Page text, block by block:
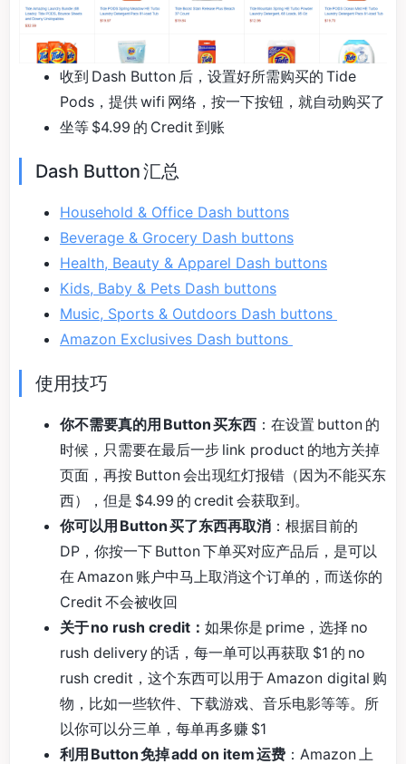
收到 Dash Button 后，设置好所需购买的 Tide
Pods，提供 wifi 网络，按一下按钮，就自动购买了
坐等 $4.99 的 Credit 到账
Dash Button 汇总
Household & Office Dash buttons
Beverage & Grocery Dash buttons
Health, Beauty & Apparel Dash buttons
Kids, Baby & Pets Dash buttons
Music, Sports & Outdoors Dash buttons
Amazon Exclusives Dash buttons
使用技巧
你不需要真的用 Button 买东西 ：在设置 button 的
时候，只需要在最后一步 link product 的地方关掉
页面，再按 Button 会出现红灯报错（因为不能买东
西），但是 $4.99 的 credit 会获取到。
你可以用 Button 买了东西再取消 ：根据目前的
DP，你按一下 Button 下单买对应产品后，是可以
在 Amazon 账户中马上取消这个订单的，而送你的
Credit 不会被收回
关于 no rush credit： 如果你是 prime，选择 no
rush delivery 的话，每一单可以再获取 $1 的 no
rush credit，这个东西可以用于 Amazon digital 购
物，比如一些软件、下载游戏、音乐电影等等。所
以你可以分三单，每单再多赚 $1
利用 Button 免掉 add on item 运费 ：Amazon 上